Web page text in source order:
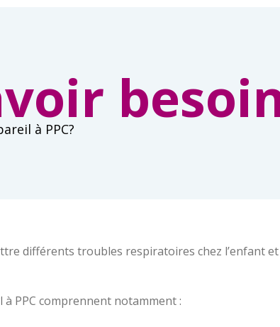
à PPC?
différents troubles respiratoires chez l’enfant et
PPC comprennent notamment :